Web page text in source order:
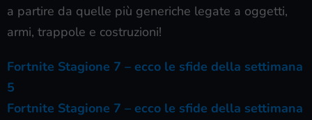
a partire da quelle più generiche legate a oggetti,
armi, trappole e costruzioni!
Fortnite Stagione 7 – ecco le sfide della settimana
5
Fortnite Stagione 7 – ecco le sfide della settimana